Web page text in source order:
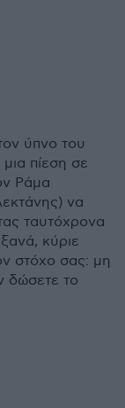
ύπνο του
πίεση σε
Ράμα
να
ταυτόχρονα
κύριε
στόχο σας: μη
δώσετε το